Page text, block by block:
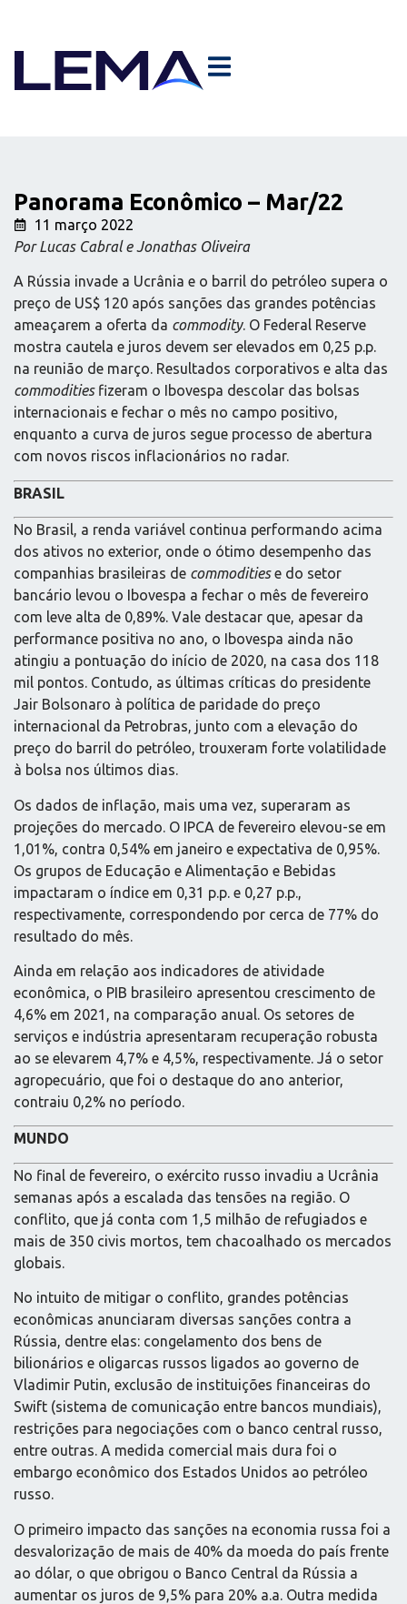
Panorama Econômico – Mar/22
11 março 2022
Por Lucas Cabral e Jonathas Oliveira
A Rússia invade a Ucrânia e o barril do petróleo supera o
preço de US$ 120 após sanções das grandes potências
ameaçarem a oferta da commodity. O Federal Reserve
mostra cautela e juros devem ser elevados em 0,25 p.p.
na reunião de março. Resultados corporativos e alta das
commoditiesfizeram o Ibovespa descolar das bolsas
internacionais e fechar o mês no campo positivo,
enquanto a curva de juros segue processo de abertura
com novos riscos inflacionários no radar.
BRASIL
No Brasil, a renda variável continua performando acima
dos ativos no exterior, onde o ótimo desempenho das
companhias brasileiras de commoditiese do setor
bancário levou o Ibovespa a fechar o mês de fevereiro
com leve alta de 0,89%. Vale destacar que, apesar da
performance positiva no ano, o Ibovespa ainda não
atingiu a pontuação do início de 2020, na casa dos 118
mil pontos. Contudo, as últimas críticas do presidente
Jair Bolsonaro à política de paridade do preço
internacional da Petrobras, junto com a elevação do
preço do barril do petróleo, trouxeram forte volatilidade
à bolsa nos últimos dias.
Os dados de inflação, mais uma vez, superaram as
projeções do mercado. O IPCA de fevereiro elevou-se em
1,01%, contra 0,54% em janeiro e expectativa de 0,95%.
Os grupos de Educação e Alimentação e Bebidas
impactaram o índice em 0,31 p.p. e 0,27 p.p.,
respectivamente, correspondendo por cerca de 77% do
resultado do mês.
Ainda em relação aos indicadores de atividade
econômica, o PIB brasileiro apresentou crescimento de
4,6% em 2021, na comparação anual. Os setores de
serviços e indústria apresentaram recuperação robusta
ao se elevarem 4,7% e 4,5%, respectivamente. Já o setor
agropecuário, que foi o destaque do ano anterior,
contraiu 0,2% no período.
MUNDO
No final de fevereiro, o exército russo invadiu a Ucrânia
semanas após a escalada das tensões na região. O
conflito, que já conta com 1,5 milhão de refugiados e
mais de 350 civis mortos, tem chacoalhado os mercados
globais.
No intuito de mitigar o conflito, grandes potências
econômicas anunciaram diversas sanções contra a
Rússia, dentre elas: congelamento dos bens de
bilionários e oligarcas russos ligados ao governo de
Vladimir Putin, exclusão de instituições financeiras do
Swift (sistema de comunicação entre bancos mundiais),
restrições para negociações com o banco central russo,
entre outras. A medida comercial mais dura foi o
embargo econômico dos Estados Unidos ao petróleo
russo.
O primeiro impacto das sanções na economia russa foi a
desvalorização de mais de 40% da moeda do país frente
ao dólar, o que obrigou o Banco Central da Rússia a
aumentar os juros de 9,5% para 20% a.a. Outra medida